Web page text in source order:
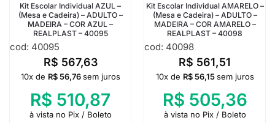
Kit Escolar Individual AZUL –
(Mesa e Cadeira) – ADULTO –
MADEIRA – COR AZUL –
REALPLAST – 40095
cod: 40095
R$ 567,63
10x de R$56,76 sem juros
R$ 510,87
à vista no Pix / Boleto
Kit Escolar Individual AMARELO –
(Mesa e Cadeira) – ADULTO –
MADEIRA – COR AMARELO –
REALPLAST – 40098
cod: 40098
R$ 561,51
10x de R$56,15 sem juros
R$ 505,36
à vista no Pix / Boleto